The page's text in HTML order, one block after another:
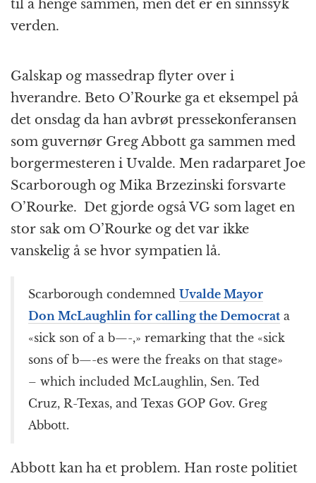
til å henge sammen, men det er en sinnssyk
verden.
Galskap og massedrap flyter over i
hverandre. Beto O’Rourke ga et eksempel på
det onsdag da han avbrøt pressekonferansen
som guvernør Greg Abbott ga sammen med
borgermesteren i Uvalde. Men radarparet Joe
Scarborough og Mika Brzezinski forsvarte
O’Rourke. Det gjorde også VG som laget en
stor sak om O’Rourke og det var ikke
vanskelig å se hvor sympatien lå.
Scarborough condemned Uvalde Mayor
Don McLaughlin for calling the Democrat a
«sick son of a b—-,» remarking that the «sick
sons of b—-es were the freaks on that stage»
– which included McLaughlin, Sen. Ted
Cruz, R-Texas, and Texas GOP Gov. Greg
Abbott.
Abbott kan ha et problem. Han roste politiet